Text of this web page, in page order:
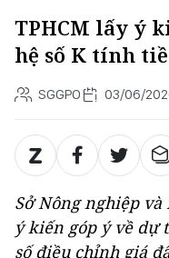
TPHCM lấy ý
hệ số K tính
SGGPO 03/06/
Sở Nông nghiệp
ý kiến góp ý về dự
số điều chỉnh giá